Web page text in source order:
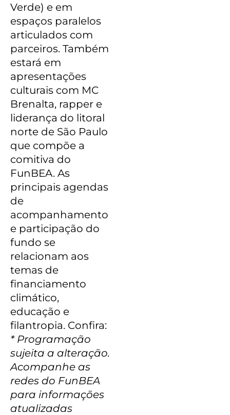
Verde) e em
espaços paralelos
articulados com
parceiros. Também
estará em
apresentações
culturais com MC
Brenalta, rapper e
liderança do litoral
norte de São Paulo
que compõe a
comitiva do
FunBEA. As
principais agendas
de
acompanhamento
e participação do
fundo se
relacionam aos
temas de
financiamento
climático,
educação e
filantropia. Confira:
* Programação
sujeita a alteração.
Acompanhe as
redes do FunBEA
para informações
atualizadas